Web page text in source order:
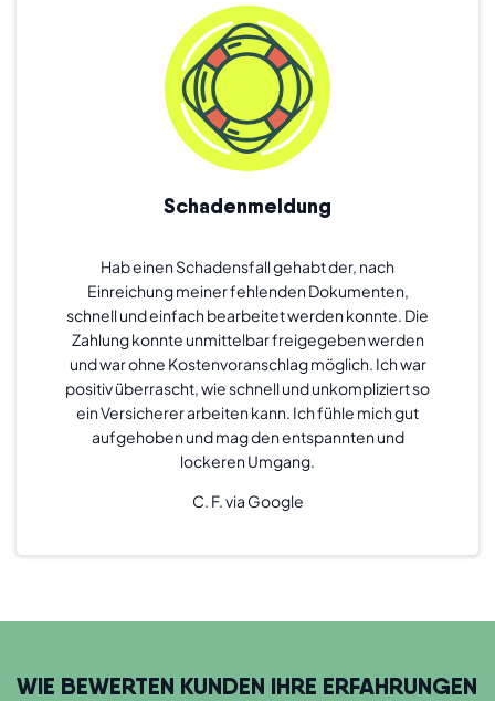
Schadenmeldung
Hab einen Schadensfall gehabt der, nach
Einreichung meiner fehlenden Dokumenten,
schnell und einfach bearbeitet werden konnte. Die
Zahlung konnte unmittelbar freigegeben werden
und war ohne Kostenvoranschlag möglich. Ich war
positiv überrascht, wie schnell und unkompliziert so
ein Versicherer arbeiten kann. Ich fühle mich gut
aufgehoben und mag den entspannten und
lockeren Umgang.
C. F. via Google
WIE BEWERTEN KUNDEN IHRE ERFAHRUNGEN